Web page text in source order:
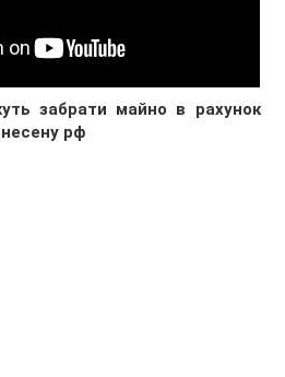
забрати майно в рахунок
рф